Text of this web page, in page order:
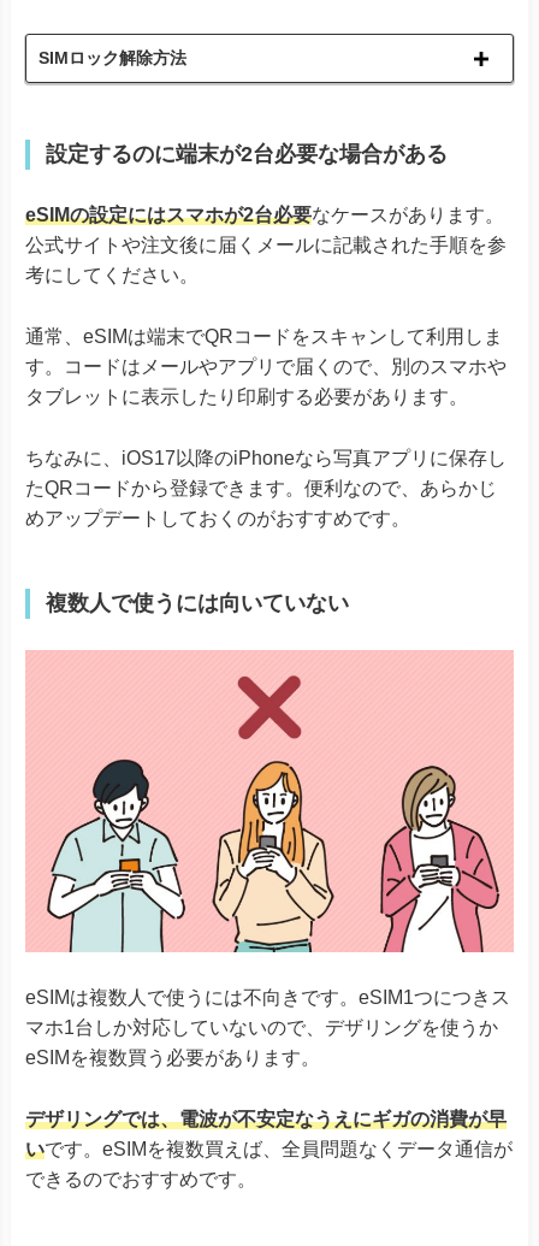
OPPO
Reno9 A
TORQUE® G06
かんたんスマホ２＋
かんたんスマホ２
キッズタイ
DIGNO® SANGA
DIGNO® SX3
DIGNO® WX
DIGNO® BX2
DuraForce EX KY-51D
Libero 5G IV
あんしんファミリースマホ
SIMロック解除方法
設定するのに端末が2台必要な場合がある
eSIMの設定にはスマホが2台必要なケースがあります。
公式サイトや注文後に届くメールに記載された手順を参
考にしてください。
通常、eSIMは端末でQRコードをスキャンして利用しま
す。コードはメールやアプリで届くので、別のスマホや
タブレットに表示したり印刷する必要があります。
ちなみに、iOS17以降のiPhoneなら写真アプリに保存し
たQRコードから登録できます。便利なので、あらかじ
めアップデートしておくのがおすすめです。
複数人で使うには向いていない
eSIMは複数人で使うには不向きです。eSIM1つにつきス
マホ1台しか対応していないので、デザリングを使うか
eSIMを複数買う必要があります。
デザリングでは、電波が不安定なうえにギガの消費が早
いです。eSIMを複数買えば、全員問題なくデータ通信が
できるのでおすすめです。